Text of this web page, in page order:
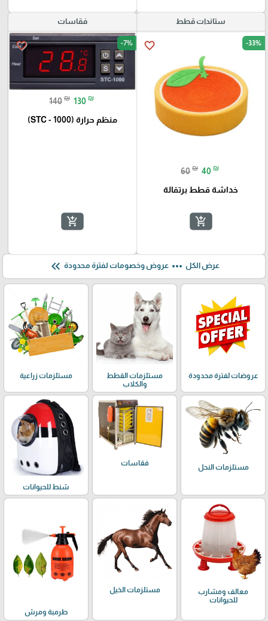
ستاندات قطط
favorite_border -33%
60 ₪ 40 ₪
خداشة قطط برتقالة
add_shopping_cart
فقاسات
favorite_border -7%
140 ₪ 130 ₪
منظم حرارة (STC - 1000)
add_shopping_cart
عرض الكل more_horiz عروض وخصومات لفترة محدودة keyboard_double_arrow_left
عروضات لفترة محدودة
مستلزمات القطط
والكلاب
مستلزمات زراعية
مستلزمات النحل
فقاسات
شنط للحيوانات
معالف ومشارب
للحيوانات
مستلزمات الخيل
طرمبة ومرش